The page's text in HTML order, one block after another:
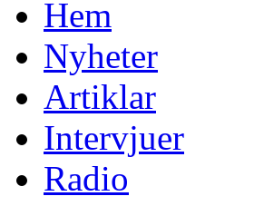
Hem
Nyheter
Artiklar
Intervjuer
Radio